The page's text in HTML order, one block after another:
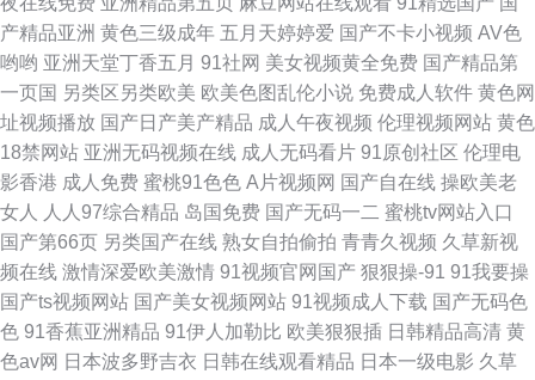
产精品亚洲 黄色三级成年 五月天婷婷爱 国产不卡小视频 AV色
哟哟 亚洲天堂丁香五月 91社网 美女视频黄全免费 国产精品第
一页国 另类区另类欧美 欧美色图乱伦小说 免费成人软件 黄色网
址视频播放 国产日产美产精品 成人午夜视频 伦理视频网站 黄色
18禁网站 亚洲无码视频在线 成人无码看片 91原创社区 伦理电
影香港 成人免费 蜜桃91色色 A片视频网 国产自在线 操欧美老
女人
人人97综合精品 岛国免费 国产无码一二 蜜桃tv网站入口
国产第66页 另类国产在线 熟女自拍偷拍 青青久视频 久草新视
频在线 激情深爱欧美激情 91视频官网国产 狠狠操-91 91我要操
国产ts视频网站 国产美女视频网站 91视频成人下载 国产无码色
色 91香蕉亚洲精品 91伊人加勒比 欧美狠狠插 日韩精品高清 黄
色av网 日本波多野吉衣 日韩在线观看精品 日本一级电影 久草